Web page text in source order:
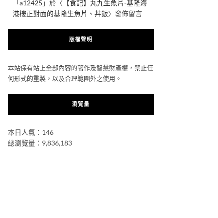
「a12425 」於〈 【食記】丸九生魚片-基隆海
港樓正對面的基隆生魚片、丼飯〉發佈留言
版權聲明
本站保有站上全部內容的著作及智慧財產權，禁止任
何形式的重製，以及合理範圍外之使用。
瀏覽量
本日人氣：146
總瀏覽量：9,836,183